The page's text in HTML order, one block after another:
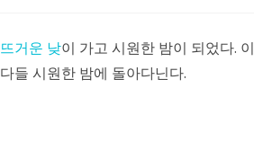
마
이
뜨거운 낮이 가고 시원한 밤이 되었다.
다들 시원한 밤에 돌아다닌다.